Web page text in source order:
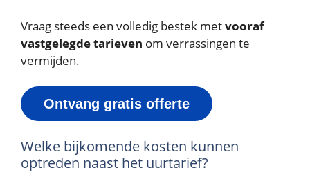
Vraag steeds een volledig bestek metvooraf
vastgelegde tarieven om verrassingen te
vermijden.
Ontvang gratis offerte
Welke bijkomende kosten kunnen
optreden naast het uurtarief?